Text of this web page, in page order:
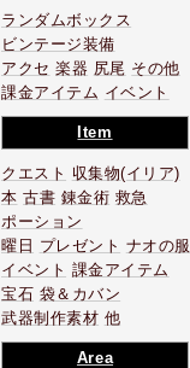
ランダムボックス
ビンテージ装備
アクセ 楽器 尻尾 その他
課金アイテム イベント
Item
クエスト 収集物(イリア)
本 古書 錬金術 救急
ポーション
曜日 プレゼント ナオの服
イベント 課金アイテム
宝石 袋＆カバン
武器制作素材 他
Area